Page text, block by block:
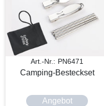
Art.-Nr.: PN6471
Camping-Besteckset
Angebot